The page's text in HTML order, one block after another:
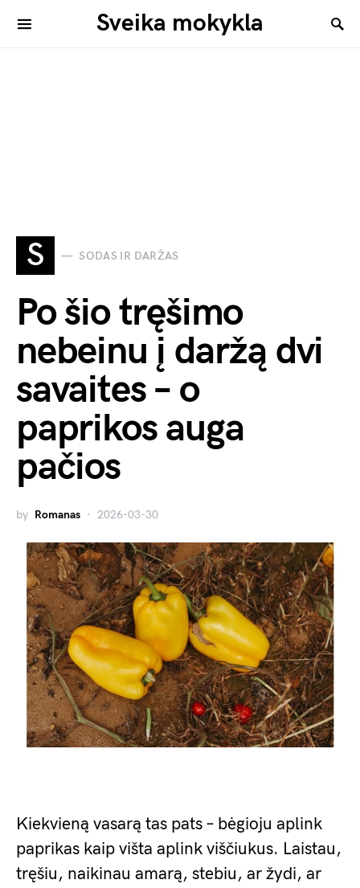
Sveika mokykla
S SODAS IR DARŽAS
Po šio tręšimo
nebeinu į daržą dvi
savaites – o
paprikos auga
pačios
by Romanas 2026-03-30
Kiekvieną vasarą tas pats – bėgioju aplink
paprikas kaip višta aplink viščiukus. Laistau,
tręšiu, naikinau amarą, stebiu, ar žydi, ar